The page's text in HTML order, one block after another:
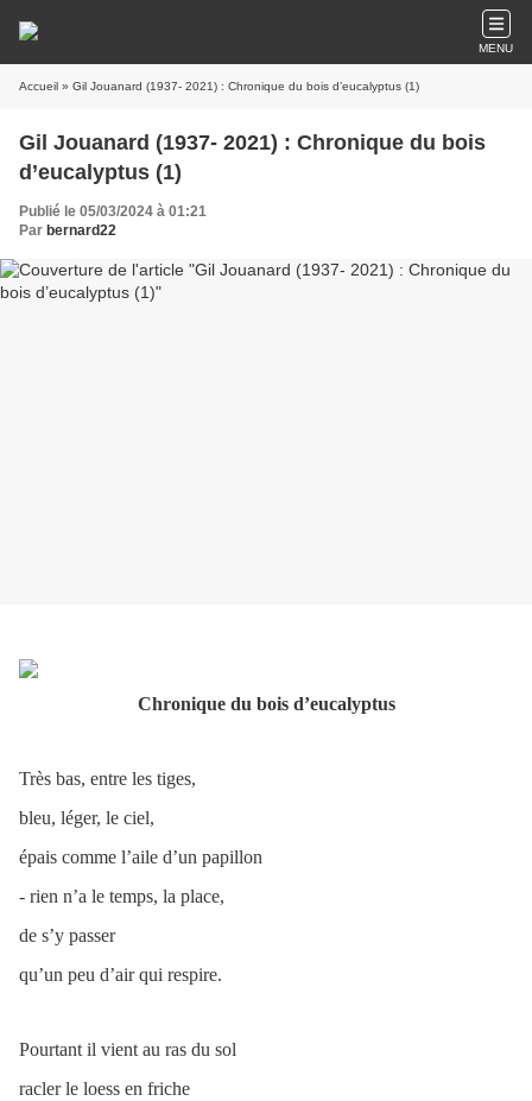
MENU
Accueil » Gil Jouanard (1937- 2021) : Chronique du bois d’eucalyptus (1)
Gil Jouanard (1937- 2021) : Chronique du bois
d’eucalyptus (1)
Publié le 05/03/2024 à 01:21
Par bernard22
Chronique du bois d’eucalyptus
Très bas, entre les tiges,
bleu, léger, le ciel,
épais comme l’aile d’un papillon
- rien n’a le temps, la place,
de s’y passer
qu’un peu d’air qui respire.
Pourtant il vient au ras du sol
racler le loess en friche